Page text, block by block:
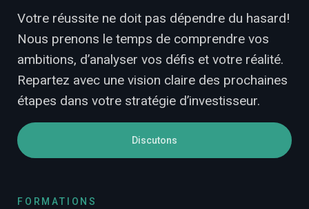
Votre réussite ne doit pas dépendre du hasard!
Nous prenons le temps de comprendre vos
ambitions, d’analyser vos défis et votre réalité.
Repartez avec une vision claire des prochaines
étapes dans votre stratégie d’investisseur.
Discutons
FORMATIONS